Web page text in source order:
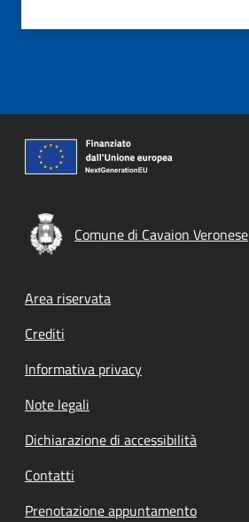
Comune di Cavaion Veronese
Footer menu
Area riservata
Crediti
Informativa privacy
Note legali
Dichiarazione di accessibilità
Contatti
Prenotazione appuntamento